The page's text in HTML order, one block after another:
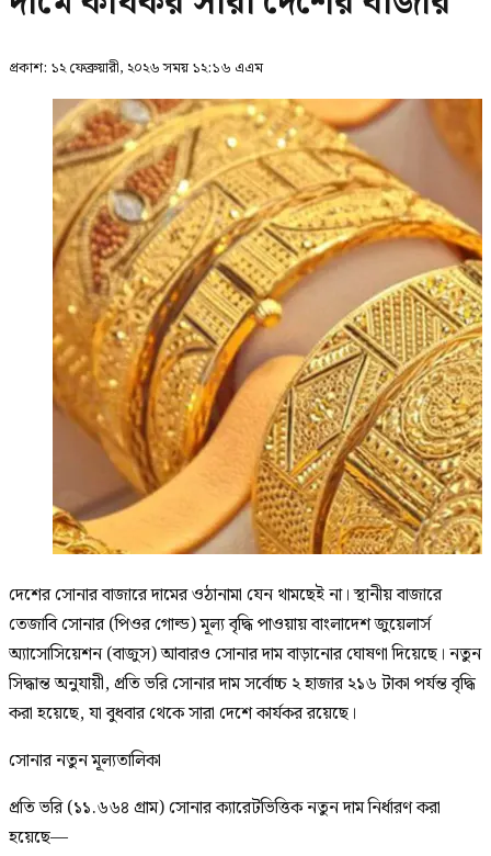
প্রকাশ: ১২ ফেব্রুয়ারী, ২০২৬ সময় ১২:১৬ এএম
দেশের সোনার বাজারে দামের ওঠানামা যেন থামছেই না। স্থানীয় বাজারে
তেজাবি সোনার (পিওর গোল্ড) মূল্য বৃদ্ধি পাওয়ায় বাংলাদেশ জুয়েলার্স
অ্যাসোসিয়েশন (বাজুস) আবারও সোনার দাম বাড়ানোর ঘোষণা দিয়েছে। নতুন
সিদ্ধান্ত অনুযায়ী, প্রতি ভরি সোনার দাম সর্বোচ্চ ২ হাজার ২১৬ টাকা পর্যন্ত বৃদ্ধি
করা হয়েছে, যা বুধবার থেকে সারা দেশে কার্যকর রয়েছে।
সোনার নতুন মূল্যতালিকা
প্রতি ভরি (১১.৬৬৪ গ্রাম) সোনার ক্যারেটভিত্তিক নতুন দাম নির্ধারণ করা
হয়েছে—